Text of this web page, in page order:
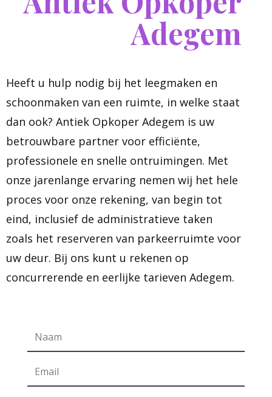
Adegem
Heeft u hulp nodig bij het leegmaken en
schoonmaken van een ruimte, in welke staat
dan ook? Antiek Opkoper Adegem is uw
betrouwbare partner voor efficiënte,
professionele en snelle ontruimingen. Met
onze jarenlange ervaring nemen wij het hele
proces voor onze rekening, van begin tot
eind, inclusief de administratieve taken
zoals het reserveren van parkeerruimte voor
uw deur. Bij ons kunt u rekenen op
concurrerende en eerlijke tarieven Adegem.